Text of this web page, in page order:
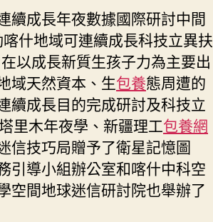
續成長年夜數據國際研討中間
喀什地域可連續成長科技立異扶
以成長新質生孩子力為主要出
域天然資本、生包養態周遭的
續成長目的完成研討及科技立
里木年夜學、新疆理工包養網
信技巧局贈予了衛星記憶圖
引導小組辦公室和喀什中科空
空間地球迷信研討院也舉辦了